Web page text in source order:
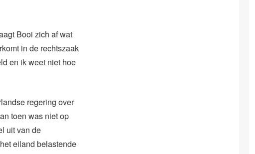
Booi zich af wat
in de rechtszaak
en ik weet niet hoe
regering over
toen was niet op
uit van de
eiland belastende